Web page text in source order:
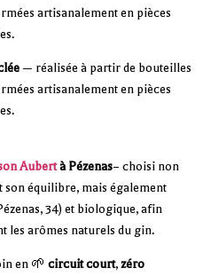
artisanalement en pièces
— réalisée à partir de bouteilles
artisanalement en pièces
Aubertà Pézenas– choisi non
son équilibre, mais également
34) et biologique, afin
les arômes naturels du gin.
en 🌱 circuit court,zéro